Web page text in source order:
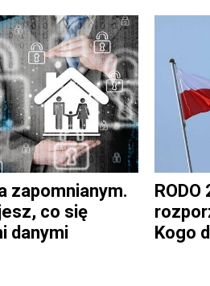
zapomnianym.
co się
danymi
Kogo